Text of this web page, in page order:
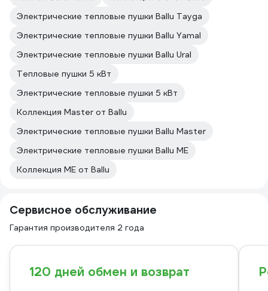
Электрические тепловые пушки Ballu Tayga
Электрические тепловые пушки Ballu Yamal
Электрические тепловые пушки Ballu Ural
Тепловые пушки 5 кВт
Электрические тепловые пушки 5 кВт
Коллекция Master от Ballu
Электрические тепловые пушки Ballu Master
Электрические тепловые пушки Ballu МЕ
Коллекция МЕ от Ballu
Сервисное обслуживание
Гарантия производителя 2 года
120 дней обмен и возврат